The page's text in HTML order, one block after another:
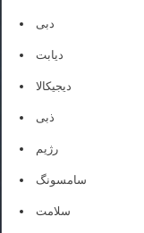
دبی
دیابت
دیجیکالا
ذبی
رژیم
سامسونگ
سلامت